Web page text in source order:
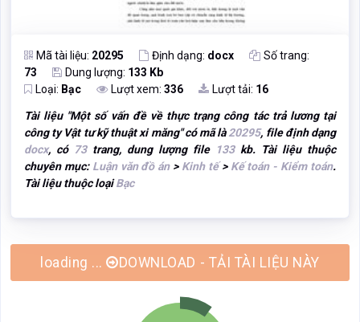
Mã tài liệu: 20295 Định dạng: docx
Số trang:
73
Dung lượng: 133 Kb
Loại: Bạc Lượt xem: 336 Lượt tải: 16
Tài liệu "Một số vấn đề về thực trạng công tác trả lương tại
công ty Vật tư kỹ thuật xi măng" có mã là20295, file định dạng
docx, có 73trang, dung lượng file 133kb. Tài liệu thuộc
chuyên mục: Luận văn đồ án> Kinh tế> Kế toán - Kiểm toán.
Tài liệu thuộc loạiBạc
DOWNLOAD - TẢI TÀI LIỆU NÀY